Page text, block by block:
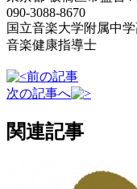
090-3088-8670
国立音楽大学附属中
音楽健康指導士
前の記事
次の記事へ
関連記事